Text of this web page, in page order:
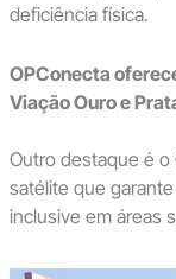
deficiência física.
OPConecta
Viação Ouro e
Outro destaque é o
satélite que
inclusive em áreas